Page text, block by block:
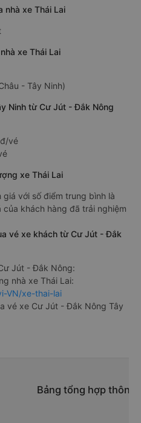
nhà xe Thái Lai
xe Thái Lai
- Tây Ninh)
Ninh từ Cư Jút - Đắk Nông
vé
xe Thái Lai
với số điểm trung bình là
khách hàng đã trải nghiệm
vé xe khách từ Cư Jút - Đắk
Jút - Đắk Nông:
nhà xe Thái Lai:
VN/xe-thai-lai
vé xe Cư Jút - Đắk Nông Tây
Bảng tổng hợp thông